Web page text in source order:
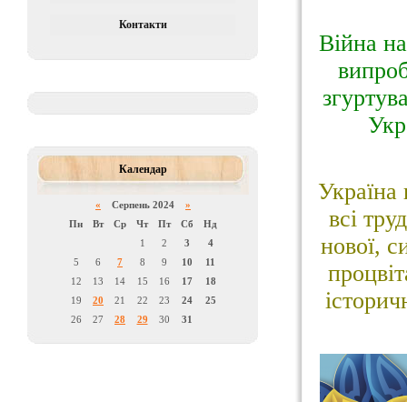
Контакти
Календар
« Серпень 2024 »
Пн
Вт Ср Чт Пт Сб
Нд
1
2 3
4
5
6 7 8 9 10
11
12
13 14 15 16 17
18
19
20 21 22 23 24
25
26
27 28 29 30 31
Війна
Україна
всі
нової,